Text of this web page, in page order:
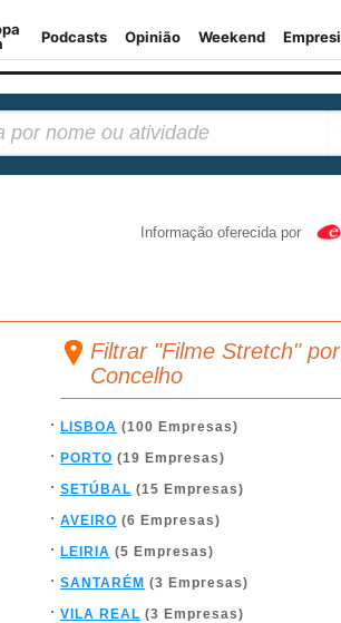
Informação oferecida por
Filtrar "Filme Stretch" por
Concelho
LISBOA (100 Empresas)
PORTO (19 Empresas)
SETÚBAL (15 Empresas)
AVEIRO (6 Empresas)
LEIRIA (5 Empresas)
SANTARÉM (3 Empresas)
VILA REAL (3 Empresas)